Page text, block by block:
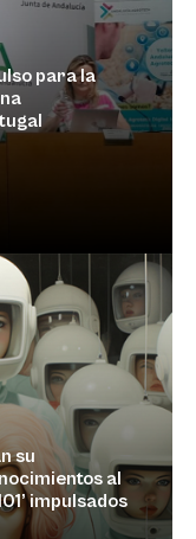
para la
su
al
impulsados